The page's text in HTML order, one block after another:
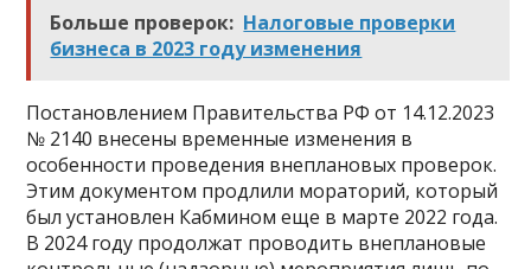
Больше проверок: Налоговые проверки
бизнеса в 2023 году изменения
Постановлением Правительства РФ от 14.12.2023
№ 2140 внесены временные изменения в
особенности проведения внеплановых проверок.
Этим документом продлили мораторий, который
был установлен Кабмином еще в марте 2022 года.
В 2024 году продолжат проводить внеплановые